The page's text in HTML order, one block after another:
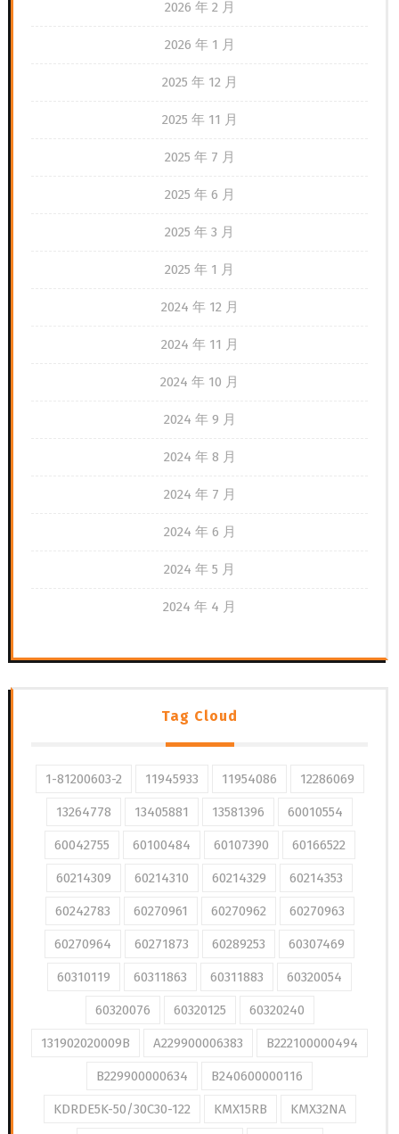
2026 年 2 月
2026 年 1 月
2025 年 12 月
2025 年 11 月
2025 年 7 月
2025 年 6 月
2025 年 3 月
2025 年 1 月
2024 年 12 月
2024 年 11 月
2024 年 10 月
2024 年 9 月
2024 年 8 月
2024 年 7 月
2024 年 6 月
2024 年 5 月
2024 年 4 月
Tag Cloud
1-81200603-2 11945933 11954086 12286069
13264778 13405881 13581396 60010554
60042755 60100484 60107390 60166522
60214309 60214310 60214329 60214353
60242783 60270961 60270962 60270963
60270964 60271873 60289253 60307469
60310119 60311863 60311883 60320054
60320076 60320125 60320240
131902020009B A229900006383 B222100000494
B229900000634 B240600000116
KDRDE5K-50/30C30-122 KMX15RB KMX32NA